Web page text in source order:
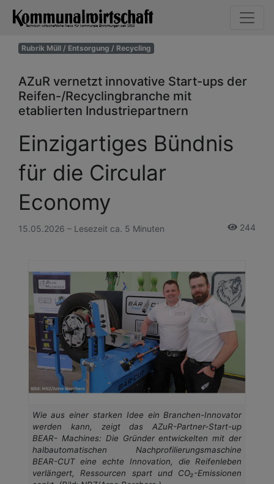
Rubrik Müll / Entsorgung / Recycling
AZuR vernetzt innovative Start-ups der
Reifen-/Recyclingbranche mit
etablierten Industriepartnern
Einzigartiges Bündnis
für die Circular
Economy
15.05.2026 – Lesezeit ca. 5 Minuten 244
Wie aus einer starken Idee ein Branchen-Innovator
werden kann, zeigt das AZuR-Partner-Start-up
BEAR- Machines: Die Gründer entwickelten mit der
halbautomatischen Nachprofilierungsmaschine
BEAR-CUT eine echte Innovation, die Reifenleben
verlängert, Ressourcen spart und CO₂-Emissionen